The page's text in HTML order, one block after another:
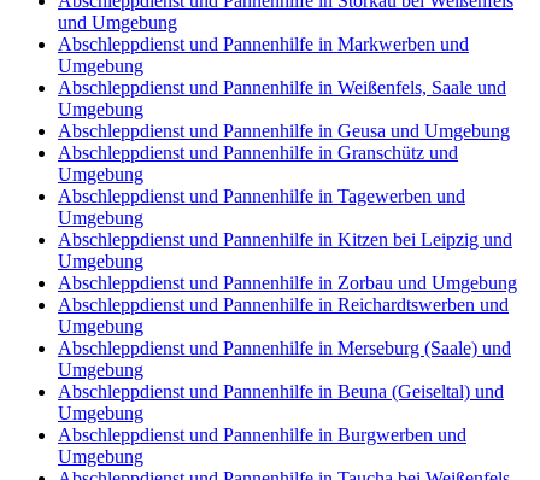
und Umgebung
Abschleppdienst und Pannenhilfe in Markwerben und
Umgebung
Abschleppdienst und Pannenhilfe in Weißenfels, Saale und
Umgebung
Abschleppdienst und Pannenhilfe in Geusa und Umgebung
Abschleppdienst und Pannenhilfe in Granschütz und
Umgebung
Abschleppdienst und Pannenhilfe in Tagewerben und
Umgebung
Abschleppdienst und Pannenhilfe in Kitzen bei Leipzig und
Umgebung
Abschleppdienst und Pannenhilfe in Zorbau und Umgebung
Abschleppdienst und Pannenhilfe in Reichardtswerben und
Umgebung
Abschleppdienst und Pannenhilfe in Merseburg (Saale) und
Umgebung
Abschleppdienst und Pannenhilfe in Beuna (Geiseltal) und
Umgebung
Abschleppdienst und Pannenhilfe in Burgwerben und
Umgebung